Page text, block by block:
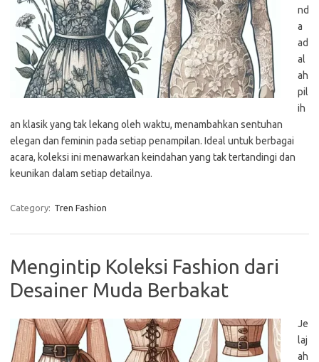
nd
a
ad
al
ah
pil
ih
an klasik yang tak lekang oleh waktu, menambahkan sentuhan
elegan dan feminin pada setiap penampilan. Ideal untuk berbagai
acara, koleksi ini menawarkan keindahan yang tak tertandingi dan
keunikan dalam setiap detailnya.
Category: Tren Fashion
Mengintip Koleksi Fashion dari
Desainer Muda Berbakat
Je
laj
ah